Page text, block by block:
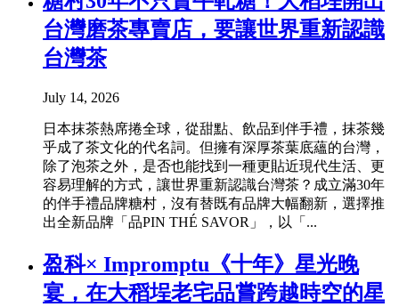
台灣磨茶專賣店，要讓世界重新認識
台灣茶
July 14, 2026
日本抹茶熱席捲全球，從甜點、飲品到伴手禮，抹茶幾
乎成了茶文化的代名詞。但擁有深厚茶葉底蘊的台灣，
除了泡茶之外，是否也能找到一種更貼近現代生活、更
容易理解的方式，讓世界重新認識台灣茶？成立滿30年
的伴手禮品牌糖村，沒有替既有品牌大幅翻新，選擇推
出全新品牌「品PIN THÉ SAVOR」，以「...
盈科× Impromptu《十年》星光晚
宴，在大稻埕老宅品嘗跨越時空的星